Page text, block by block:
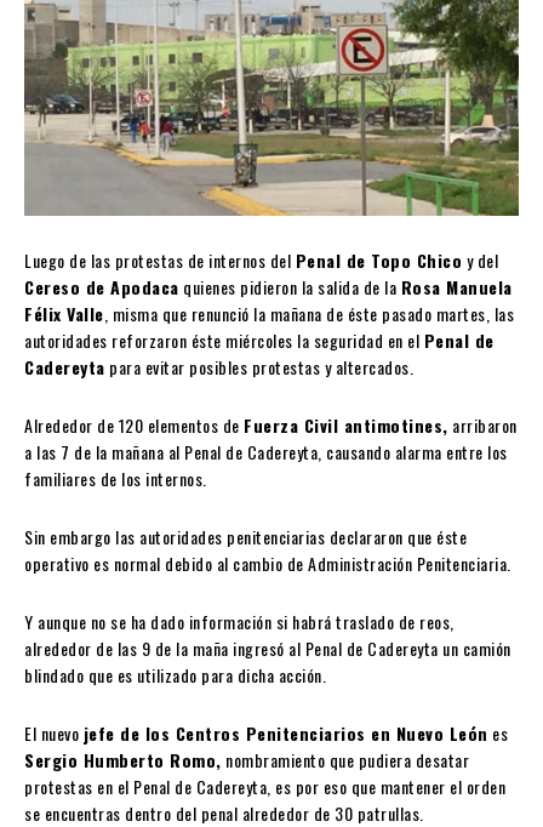
Luego de las protestas de internos del Penal de Topo Chico y del
Cereso de Apodaca quienes pidieron la salida de la Rosa Manuela
Félix Valle , misma que renunció la mañana de éste pasado martes, las
autoridades reforzaron éste miércoles la seguridad en el Penal de
Cadereyta para evitar posibles protestas y altercados.
Alrededor de 120 elementos de Fuerza Civil antimotines, arribaron
a las 7 de la mañana al Penal de Cadereyta, causando alarma entre los
familiares de los internos.
Sin embargo las autoridades penitenciarias declararon que éste
operativo es normal debido al cambio de Administración Penitenciaria.
Y aunque no se ha dado información si habrá traslado de reos,
alrededor de las 9 de la maña ingresó al Penal de Cadereyta un camión
blindado que es utilizado para dicha acción.
El nuevo jefe de los Centros Penitenciarios en Nuevo León es
Sergio Humberto Romo, nombramiento que pudiera desatar
protestas en el Penal de Cadereyta, es por eso que mantener el orden
se encuentras dentro del penal alrededor de 30 patrullas.